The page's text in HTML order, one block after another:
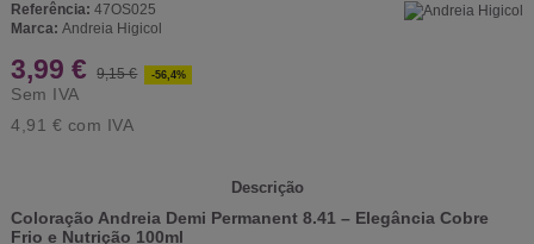
Referência: 47OS025
Marca: Andreia Higicol
3,99 € 9,15 € -56,4%
Sem IVA
4,91 € com IVA
Descrição
Coloração Andreia Demi Permanent 8.41 – Elegância Cobre
Frio e Nutrição 100ml